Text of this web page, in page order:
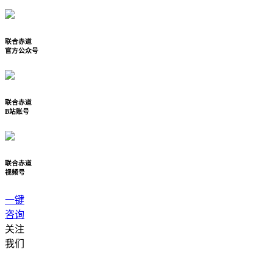
联合赤道
官方公众号
联合赤道
B站账号
联合赤道
视频号
一键
咨询
关注
我们